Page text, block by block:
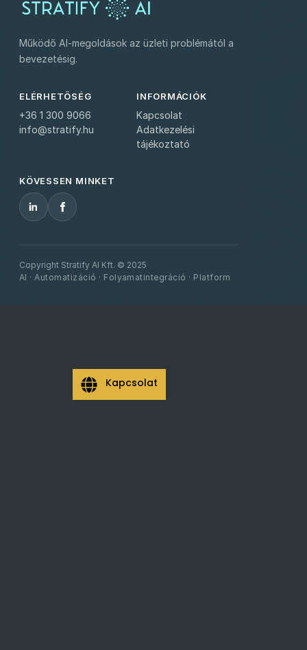
Működő AI-megoldások az üzleti problémától a
bevezetésig.
ELÉRHETŐSÉG
+36 1 300 9066
info@stratify.hu
INFORMÁCIÓK
Kapcsolat
Adatkezelési
tájékoztató
KÖVESSEN MINKET
Copyright Stratify AI Kft. © 2025
AI · Automatizáció · Folyamatintegráció · Platform
Kapcsolat